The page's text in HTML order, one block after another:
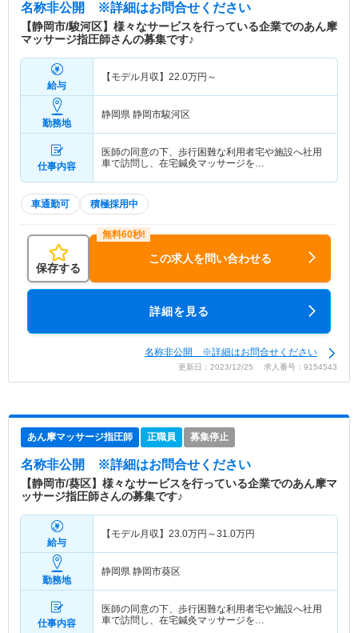
名称非公開 ※詳細はお問合せください
【静岡市/駿河区】様々なサービスを行っている企業でのあん摩
マッサージ指圧師さんの募集です♪
給与
【モデル月収】 22.0万円～
勤務地
静岡県 静岡市駿河区
仕事内容
医師の同意の下、歩行困難な利用者宅や施設へ社用
車で訪問し、在宅鍼灸マッサージを…
車通勤可 積極採用中
保存する
この求人を問い合わせる
詳細を見る
名称非公開 ※詳細はお問合せください
更新日：2023/12/25 求人番号：9154543
あん摩マッサージ指圧師 正職員 募集停止
名称非公開 ※詳細はお問合せください
【静岡市/葵区】様々なサービスを行っている企業でのあん摩マ
ッサージ指圧師さんの募集です♪
給与
【モデル月収】 23.0万円～31.0万円
勤務地
静岡県 静岡市葵区
仕事内容
医師の同意の下、歩行困難な利用者宅や施設へ社用
車で訪問し、在宅鍼灸マッサージを…